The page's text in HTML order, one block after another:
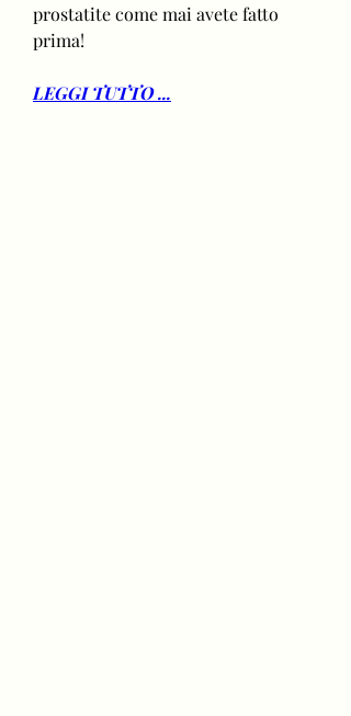
prostatite come mai avete fatto
prima!
LEGGI TUTTO ...